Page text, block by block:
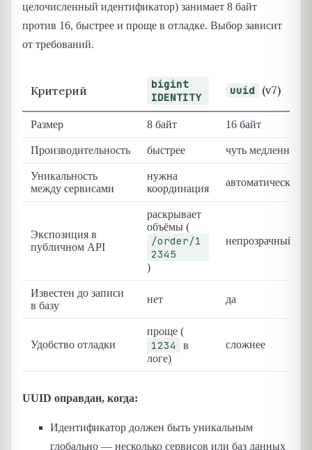
целочисленный идентификатор) занимает 8 байт
против 16, быстрее и проще в отладке. Выбор зависит
от требований.
Критерий
bigint
IDENTITY
uuid (v7)
Размер 8 байт 16 байт
Производительность быстрее чуть медленнее
Уникальность
между сервисами
нужна
координация
автоматическая
Экспозиция в
публичном API
раскрывает
объёмы (
/order/1
2345
)
непрозрачный
Известен до записи
в базу
нет да
Удобство отладки
проще (
1234
в
логе)
сложнее
UUID оправдан, когда:
Идентификатор должен быть уникальным
глобально — несколько сервисов или баз данных